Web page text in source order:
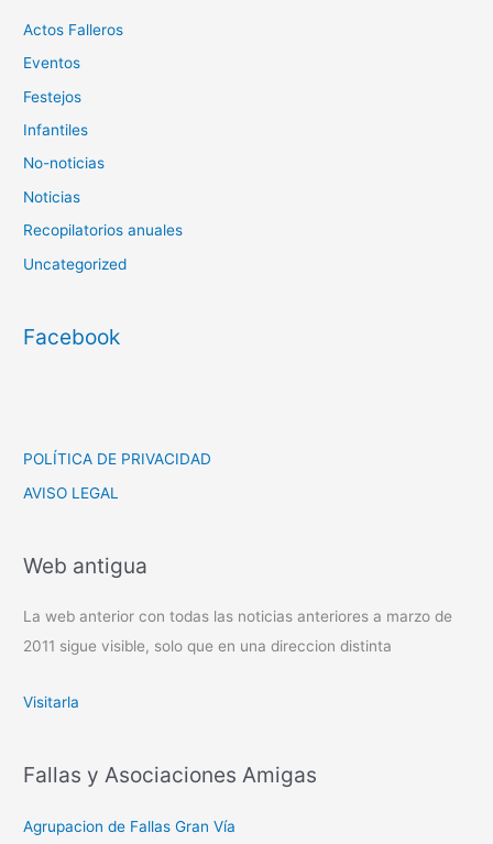
Actos Falleros
Eventos
Festejos
Infantiles
No-noticias
Noticias
Recopilatorios anuales
Uncategorized
Facebook
POLÍTICA DE PRIVACIDAD
AVISO LEGAL
Web antigua
La web anterior con todas las noticias anteriores a marzo de
2011 sigue visible, solo que en una direccion distinta
Visitarla
Fallas y Asociaciones Amigas
Agrupacion de Fallas Gran Vía